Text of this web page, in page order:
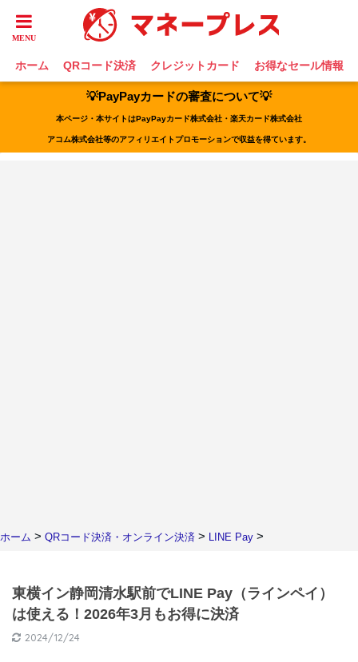
ホーム QRコード決済 クレジットカード お得なセール情報
💡PayPayカードの審査について💡
本ページ・本サイトはPayPayカード株式会社・楽天カード株式会社
アコム株式会社等のアフィリエイトプロモーションで収益を得ています。
ホーム > QRコード決済・オンライン決済 > LINE Pay >
東横イン静岡清水駅前でLINE Pay（ラインペイ）
は使える！2026年3月もお得に決済
2024/12/24